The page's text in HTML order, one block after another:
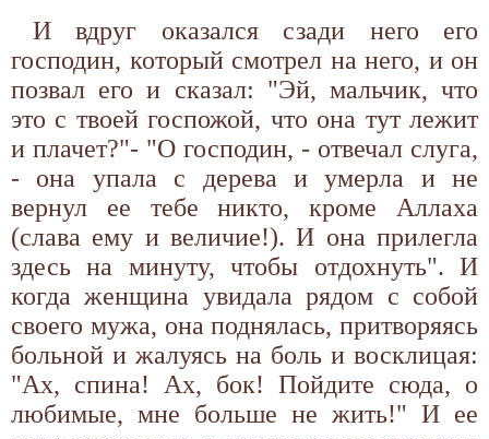
И вдруг оказался сзади него его
господин, который смотрел на него, и он
позвал его и сказал: "Эй, мальчик, что
это с твоей госпожой, что она тут лежит
и плачет?"- "О господин, - отвечал слуга,
- она упала с дерева и умерла и не
вернул ее тебе никто, кроме Аллаха
(слава ему и величие!). И она прилегла
здесь на минуту, чтобы отдохнуть". И
когда женщина увидала рядом с собой
своего мужа, она поднялась, притворяясь
больной и жалуясь на боль и восклицая:
"Ах, спина! Ах, бок! Пойдите сюда, о
любимые, мне больше не жить!" И ее